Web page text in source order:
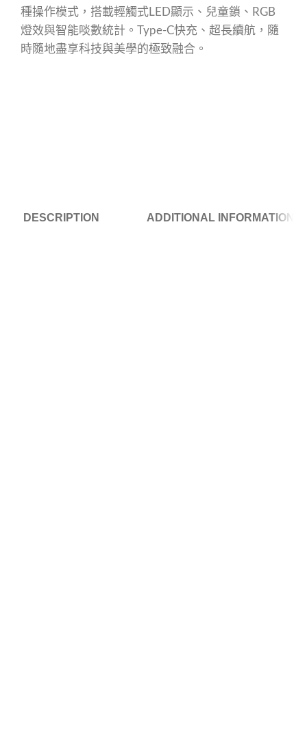
種操作模式，搭載輕觸式LED顯示、兒童鎖、RGB
燈效與智能啖數統計。Type-C快充、超長續航，隨
時隨地盡享科技與美學的極致融合。
DESCRIPTION ADDITIONAL INFORMATION